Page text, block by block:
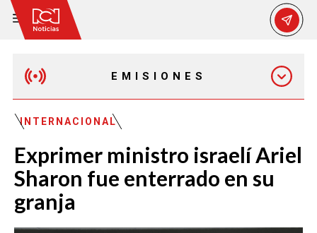
EMISIONES
EMISIÓN 7:00 PM
INTERNACIONAL
Exprimer ministro israelí Ariel
Sharon fue enterrado en su
granja